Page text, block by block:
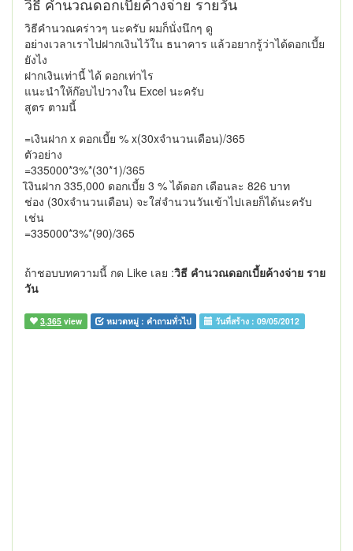
วิธีคำนวณคร่าวๆ นะครับ ผมก็นั่งนึกๆ ดู
อย่างเวลาเราไปฝากเงินไว้ใน ธนาคาร แล้วอยากรู้ว่าได้ดอกเบี้ย
ยังไง
ฝากเงินเท่านี้ ได้ ดอกเท่าไร
แนะนำให้ก๊อบไปวางใน Excel นะครับ
สูตร ตามนี้
=เงินฝาก x ดอกเบี้ย % x(30xจำนวนเดือน)/365
ตัวอย่าง
=335000*3%*(30*1)/365
เิงินฝาก 335,000 ดอกเบี้ย 3 % ได้ดอก เดือนละ 826 บาท
ช่อง (30xจำนวนเดือน) จะใส่จำนวนวันเข้าไปเลยก็ได้นะครับ
เช่น
=335000*3%*(90)/365
ถ้าชอบบทความนี้ กด Like เลย :วิธี คำนวณดอกเบี้ยค้างจ่าย ราย
วัน
3,365 view หมวดหมู่ : คำถามทั่วไป วันที่สร้าง :09/05/2012